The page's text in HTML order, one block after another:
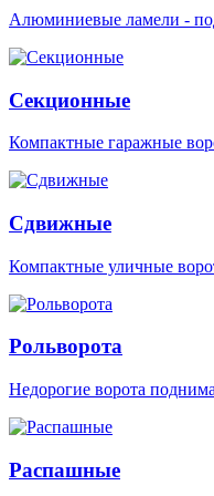
Алюминиевые ламели -
Секционные
Компактные гаражные
Сдвижные
Компактные уличные
Рольворота
Недорогие ворота
Распашные